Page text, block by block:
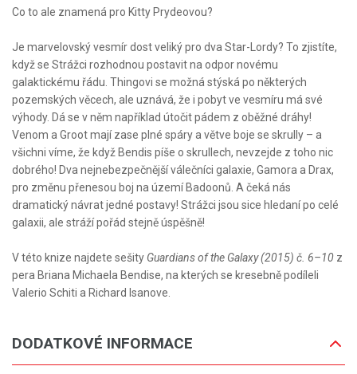
Co to ale znamená pro Kitty Prydeovou?
Je marvelovský vesmír dost veliký pro dva Star-Lordy? To zjistíte,
když se Strážci rozhodnou postavit na odpor novému
galaktickému řádu. Thingovi se možná stýská po některých
pozemských věcech, ale uznává, že i pobyt ve vesmíru má své
výhody. Dá se v něm například útočit pádem z oběžné dráhy!
Venom a Groot mají zase plné spáry a větve boje se skrully – a
všichni víme, že když Bendis píše o skrullech, nevzejde z toho nic
dobrého! Dva nejnebezpečnější válečníci galaxie, Gamora a Drax,
pro změnu přenesou boj na území Badoonů. A čeká nás
dramatický návrat jedné postavy! Strážci jsou sice hledaní po celé
galaxii, ale stráží pořád stejně úspěšně!
V této knize najdete sešity Guardians of the Galaxy (2015) č. 6–10 z
pera Briana Michaela Bendise, na kterých se kresebně podíleli
Valerio Schiti a Richard Isanove.
DODATKOVÉ INFORMACE